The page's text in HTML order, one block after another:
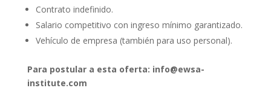
Contrato indefinido.
Salario competitivo con ingreso mínimo garantizado.
Vehículo de empresa (también para uso personal).
Para postular a esta oferta: info@ewsa-
institute.com